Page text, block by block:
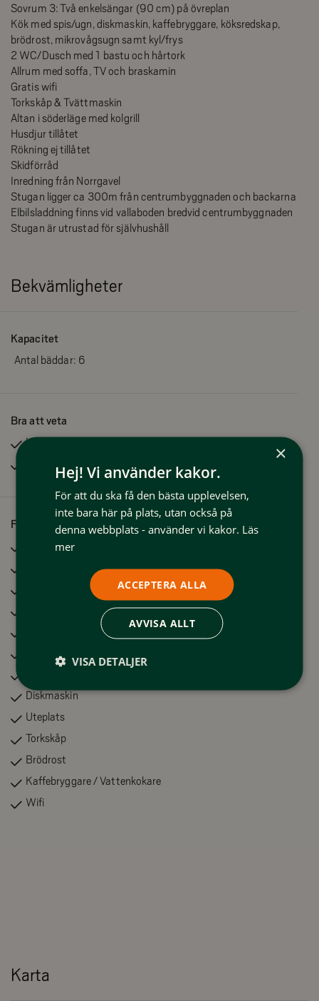
Sovrum 3: Två enkelsängar (90 cm) på övreplan
Kök med spis/ugn, diskmaskin, kaffebryggare, köksredskap,
brödrost, mikrovågsugn samt kyl/frys
2 WC/Dusch med 1 bastu och hårtork
Allrum med soffa, TV och braskamin
Gratis wifi
Torkskåp & Tvättmaskin
Altan i söderläge med kolgrill
Husdjur tillåtet
Rökning ej tillåtet
Skidförråd
Inredning från Norrgavel
Stugan ligger ca 300m från centrumbyggnaden och backarna
Elbilsladdning finns vid vallaboden bredvid centrumbyggnaden
Stugan är utrustad för självhushåll
Bekvämligheter
Kapacitet
Antal bäddar: 6
Bra att veta
Husdjur tillåtna
Faciliteter
Diskmaskin
Uteplats
Torkskåp
Brödrost
Kaffebryggare / Vattenkokare
Wifi
Karta
×
Hej! Vi använder kakor.
För att du ska få den bästa upplevelsen,
inte bara här på plats, utan också på
denna webbplats - använder vi kakor. Läs
mer
ACCEPTERA ALLA
AVVISA ALLT
VISA DETALJER